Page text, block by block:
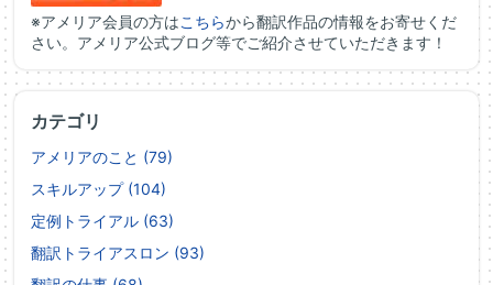
※アメリア会員の方はこちらから翻訳作品の情報をお寄せくだ
さい。アメリア公式ブログ等でご紹介させていただきます！
カテゴリ
アメリアのこと (79)
スキルアップ (104)
定例トライアル (63)
翻訳トライアスロン (93)